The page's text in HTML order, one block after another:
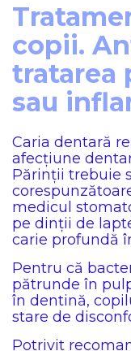
copii.
tratarea
sau
Caria dentară
afecțiune
Părinții trebuie
medicul
pe dinții de
carie profundă
Pentru că
pătrunde în
în dentină,
stare de
Potrivit